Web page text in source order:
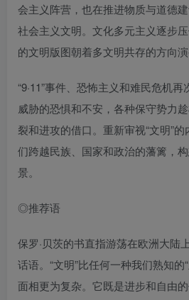
会主义阵营，也在推进物质与道德
社会主义文明。文化多元主义逐步
的文明版图朝着多文明共存的方向演
“9·11”事件、恐怖主义和难民危机
威胁的恐惧和不安，各种保守势力
裂和进攻的借口。重新审视“文明”
们跨越民族、国家和政治的藩篱，
景。
◎推荐语
保罗·贝茨的书直指游荡在欧洲大陆
话语。“文明”比任何一种我们熟知的
面相更为复杂。它既是进步和自由